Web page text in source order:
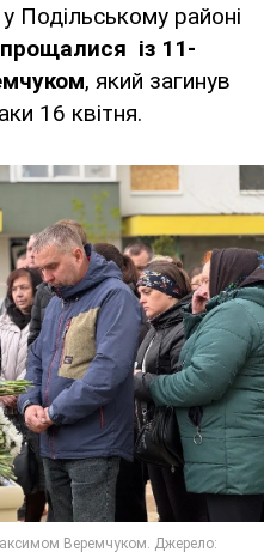
Подільському районі
із 11-
, який загинув
16 квітня.